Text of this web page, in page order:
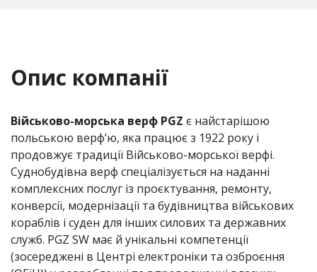
Опис компанії
Військово-морська верф PGZ є найстарішою
польською верф’ю, яка працює з 1922 року і
продовжує традиції Військово-морської верфі.
Суднобудівна верф спеціалізується на наданні
комплексних послуг із проєктування, ремонту,
конверсії, модернізації та будівництва військових
кораблів і суден для інших силових та державних
служб. PGZ SW має й унікальні компетенції
(зосереджені в Центрі електроніки та озброєння